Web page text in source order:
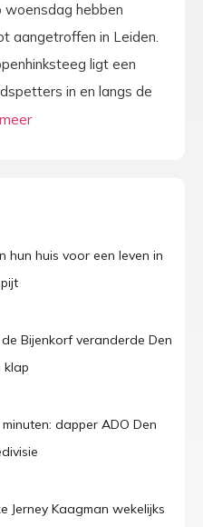
woensdag hebben
aangetroffen in Leiden.
ligt een
in en langs de
hun huis voor een leven in
Bijenkorf veranderde Den
klap
dapper ADO Den
Jerney Kaagman wekelijks